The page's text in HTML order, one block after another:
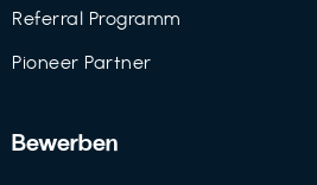
Referral Programm
Pioneer Partner
Bewerben